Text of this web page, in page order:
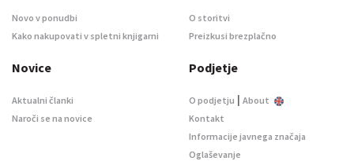
Novo v ponudbi
Kako nakupovati v spletni knjigarni
O storitvi
Preizkusi brezplačno
Novice
Aktualni članki
Naroči se na novice
Podjetje
O podjetju | About
Kontakt
Informacije javnega značaja
Oglaševanje